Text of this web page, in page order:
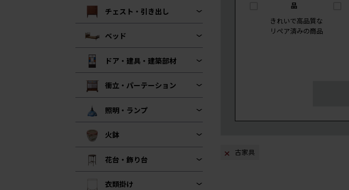
チェスト・引き出し
ベッド
ドア・建具・建築部材
衝立・パーテーション
照明・ランプ
火鉢
花台・飾り台
衣類掛け
品
きれいで高品質な
リペア済みの商品
古家具